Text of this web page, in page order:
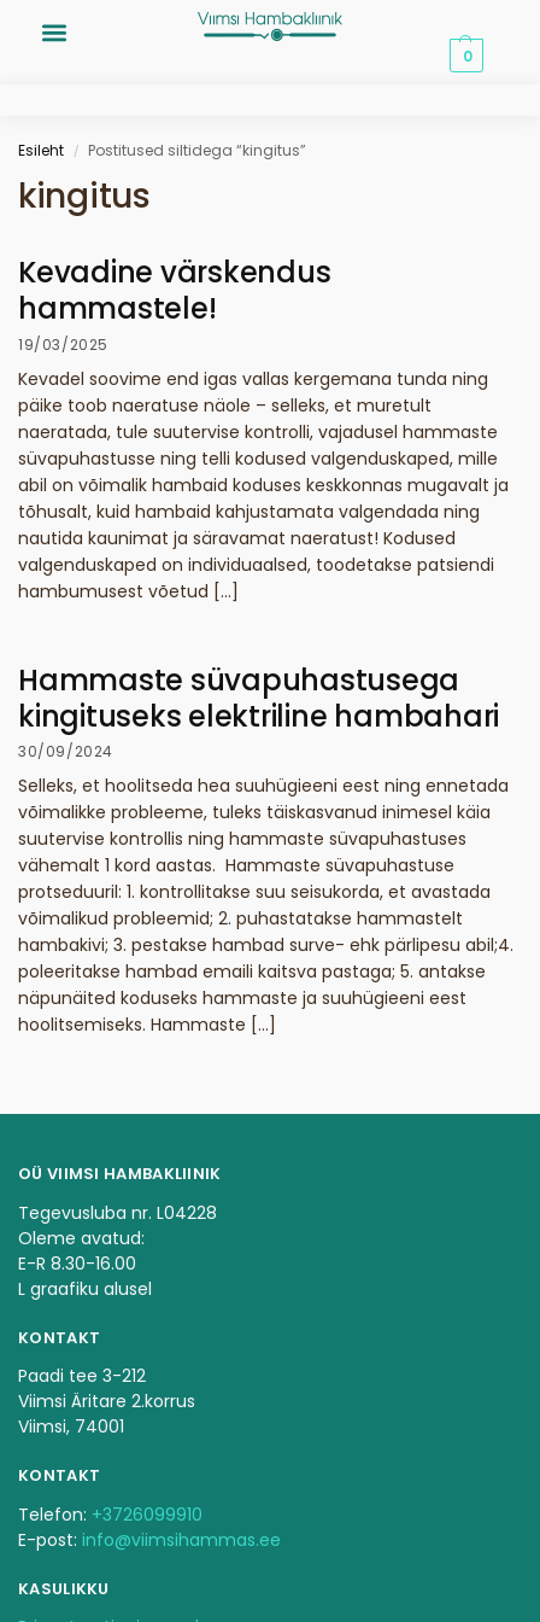
0
Esileht / Postitused siltidega “kingitus”
kingitus
Kevadine värskendus
hammastele!
19/03/2025
Kevadel soovime end igas vallas kergemana tunda ning
päike toob naeratuse näole – selleks, et muretult
naeratada, tule suutervise kontrolli, vajadusel hammaste
süvapuhastusse ning telli kodused valgenduskaped, mille
abil on võimalik hambaid koduses keskkonnas mugavalt ja
tõhusalt, kuid hambaid kahjustamata valgendada ning
nautida kaunimat ja säravamat naeratust! Kodused
valgenduskaped on individuaalsed, toodetakse patsiendi
hambumusest võetud […]
Hammaste süvapuhastusega
kingituseks elektriline hambahari
30/09/2024
Selleks, et hoolitseda hea suuhügieeni eest ning ennetada
võimalikke probleeme, tuleks täiskasvanud inimesel käia
suutervise kontrollis ning hammaste süvapuhastuses
vähemalt 1 kord aastas. Hammaste süvapuhastuse
protseduuril: 1. kontrollitakse suu seisukorda, et avastada
võimalikud probleemid; 2. puhastatakse hammastelt
hambakivi; 3. pestakse hambad surve- ehk pärlipesu abil;4.
poleeritakse hambad emaili kaitsva pastaga; 5. antakse
näpunäited koduseks hammaste ja suuhügieeni eest
hoolitsemiseks. Hammaste […]
OÜ VIIMSI HAMBAKLIINIK
Tegevusluba nr. L04228
Oleme avatud:
E-R 8.30-16.00
L graafiku alusel
KONTAKT
Paadi tee 3-212
Viimsi Äritare 2.korrus
Viimsi, 74001
KONTAKT
Telefon: +3726099910
E-post: info@viimsihammas.ee
KASULIKKU